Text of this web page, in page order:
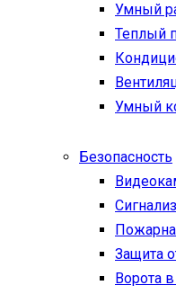
Умный
Теплый
Умный
Безопасность
Защита
Ворота